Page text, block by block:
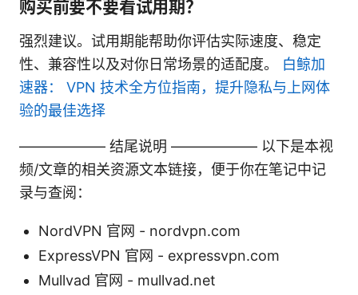
购买前要不要看试用期？
强烈建议。试用期能帮助你评估实际速度、稳定
性、兼容性以及对你日常场景的适配度。 白鲸加
速器： VPN 技术全方位指南，提升隐私与上网体
验的最佳选择
—————— 结尾说明 —————— 以下是本视
频/文章的相关资源文本链接，便于你在笔记中记
录与查阅：
NordVPN 官网 - nordvpn.com
ExpressVPN 官网 - expressvpn.com
Mullvad 官网 - mullvad.net